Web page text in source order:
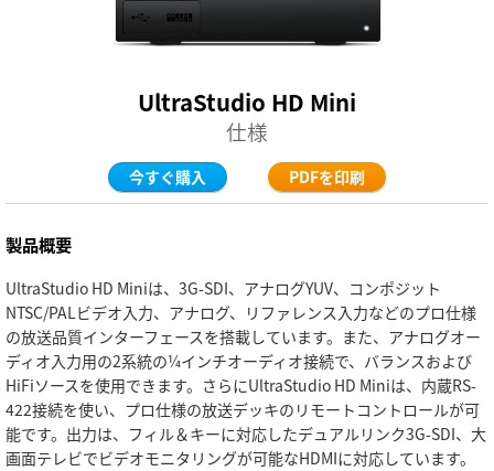
Denmark
Germany
Hong Kong SAR, China
India
Italy
UltraStudio HD Mini
仕様
今すぐ購入 PDFを印刷
製品概要
UltraStudio HD Miniは、3G-SDI、アナログYUV、コンポジット
NTSC/PALビデオ入力、アナログ、リファレンス入力などのプロ仕様
の放送品質インターフェースを搭載しています。また、アナログオー
ディオ入力用の2系統の¼インチオーディオ接続で、バランスおよび
HiFiソースを使用できます。さらにUltraStudio HD Miniは、内蔵RS-
422接続を使い、プロ仕様の放送デッキのリモートコントロールが可
能です。出力は、フィル＆キーに対応したデュアルリンク3G-SDI、大
画面テレビでビデオモニタリングが可能なHDMIに対応しています。